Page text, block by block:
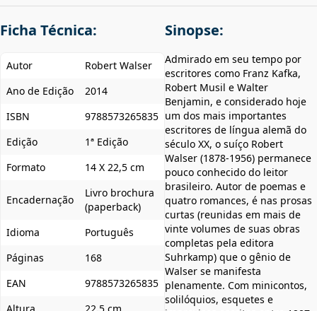
Ficha Técnica:
Autor
Robert Walser
Ano de Edição
2014
ISBN
9788573265835
Edição
1ª Edição
Formato
14 X 22,5 cm
Encadernação
Livro brochura
(paperback)
Idioma
Português
Páginas
168
EAN
9788573265835
Sinopse:
Admirado em seu tempo por
escritores como Franz Kafka,
Robert Musil e Walter
Benjamin, e considerado hoje
um dos mais importantes
escritores de língua alemã do
século XX, o suíço Robert
Walser (1878-1956) permanece
pouco conhecido do leitor
brasileiro. Autor de poemas e
quatro romances, é nas prosas
curtas (reunidas em mais de
vinte volumes de suas obras
completas pela editora
Suhrkamp) que o gênio de
Walser se manifesta
plenamente. Com minicontos,
solilóquios, esquetes e